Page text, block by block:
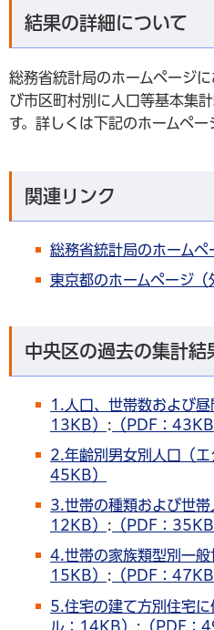
結果の詳細について
総務省統計局のホームページ
び市区町村別に人口等基本集
す。詳しくは下記のホームペー
関連リンク
総務省統計局のホームペ
東京都のホームページ（
中央区の過去の集計結
1.人口、世帯数および昼
13KB）
: （PDF：43KB
2.年齢別男女別人口（エ
45KB）
3.世帯の種類および世帯
12KB）
: （PDF：35KB
4.世帯の家族類型別一般
15KB）
: （PDF：47KB
5.住宅の建て方別住宅
ル：14KB）
: （PDF：